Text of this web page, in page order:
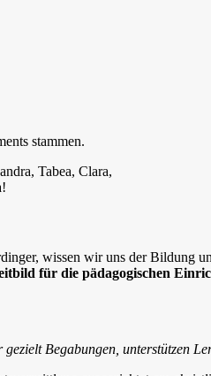
stammen.
Tabea, Clara,
wissen wir uns der Bildung
für die pädagogischen
Begabungen, unterstützen